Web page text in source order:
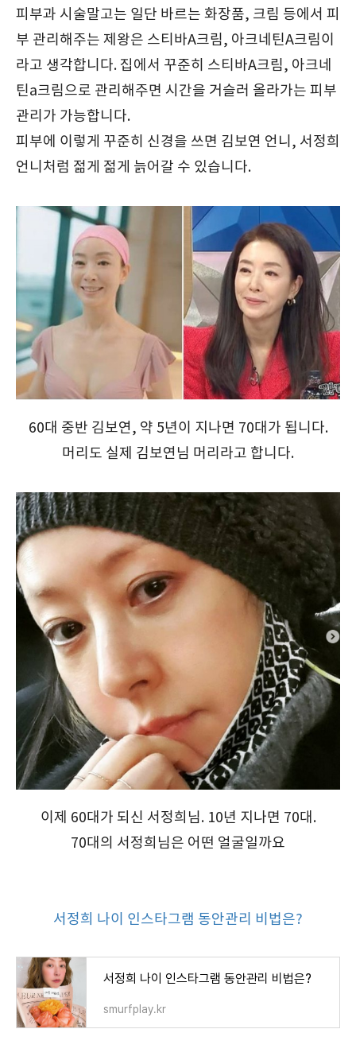
피부과 시술말고는 일단 바르는 화장품, 크림 등에서 피
부 관리해주는 제왕은 스티바A크림, 아크네틴A크림이
라고 생각합니다. 집에서 꾸준히 스티바A크림, 아크네
틴a크림으로 관리해주면 시간을 거슬러 올라가는 피부
관리가 가능합니다.
피부에 이렇게 꾸준히 신경을 쓰면 김보연 언니, 서정희
언니처럼 젊게 젊게 늙어갈 수 있습니다.
60대 중반 김보연, 약 5년이 지나면 70대가 됩니다.
머리도 실제 김보연님 머리라고 합니다.
이제 60대가 되신 서정희님. 10년 지나면 70대.
70대의 서정희님은 어떤 얼굴일까요
서정희 나이 인스타그램 동안관리 비법은?
서정희 나이 인스타그램 동안관리 비법은?
smurfplay.kr